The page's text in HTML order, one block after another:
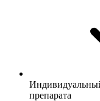
препарата